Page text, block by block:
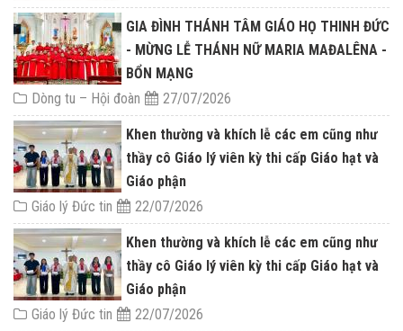
GIA ĐÌNH THÁNH TÂM GIÁO HỌ THINH ĐỨC
- MỪNG LỄ THÁNH NỮ MARIA MAĐALÊNA -
BỔN MẠNG
Dòng tu – Hội đoàn
27/07/2026
Khen thường và khích lễ các em cũng như
thầy cô Giáo lý viên kỳ thi cấp Giáo hạt và
Giáo phận
Giáo lý Đức tin
22/07/2026
Khen thường và khích lễ các em cũng như
thầy cô Giáo lý viên kỳ thi cấp Giáo hạt và
Giáo phận
Giáo lý Đức tin
22/07/2026